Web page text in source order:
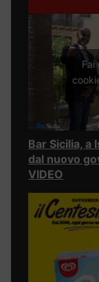
Fai
Bar Sicilia, a
dal nuovo
VIDEO